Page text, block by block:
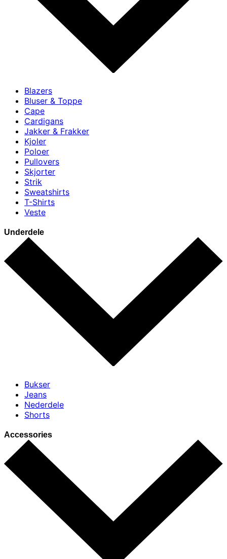
Blazers
Bluser & Toppe
Cape
Cardigans
Jakker & Frakker
Kjoler
Poloer
Pullovers
Skjorter
Strik
Sweatshirts
T-Shirts
Veste
Underdele
Bukser
Jeans
Nederdele
Shorts
Accessories